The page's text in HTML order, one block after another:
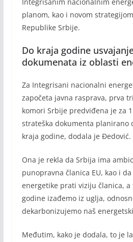
planom, kao i novom
Republike Srbije.
Do kraja godine
dokumenata iz oblasti
Za Integrisani nacionalni
započeta javna rasprava, prva
komori Srbije predviđena je za
strateška dokumenta planirano
kraja godine, dodala je Đedović.
Ona je rekla da Srbija ima
punopravna članica EU, kao i
energetike prati viziju članica, a
godine izađemo iz uglja,
dekarbonizujemo naš
Međutim, kako je dodala, to je